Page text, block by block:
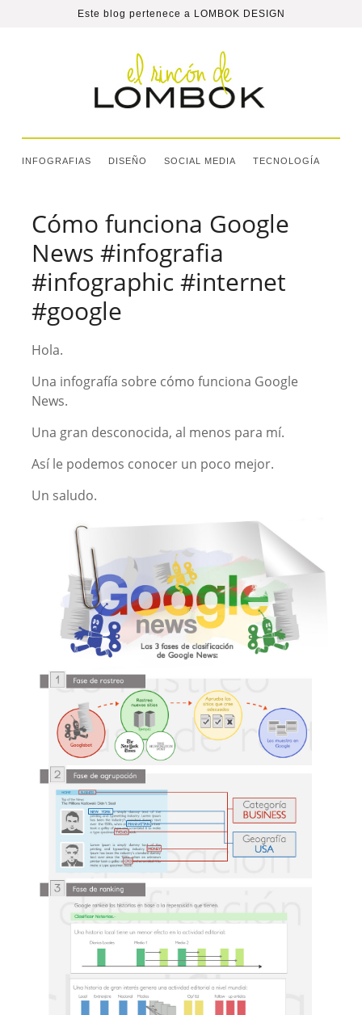
Este blog pertenece a LOMBOK DESIGN
INFOGRAFIAS DISEÑO SOCIAL MEDIA TECNOLOGÍA
Cómo funciona Google
News #infografia
#infographic #internet
#google
Hola.
Una infografía sobre cómo funciona Google
News.
Una gran desconocida, al menos para mí.
Así le podemos conocer un poco mejor.
Un saludo.